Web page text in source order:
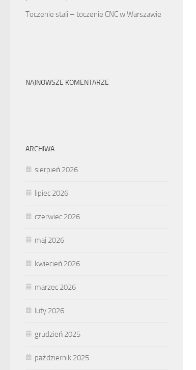
Toczenie stali – toczenie CNC w Warszawie
NAJNOWSZE KOMENTARZE
ARCHIWA
sierpień 2026
lipiec 2026
czerwiec 2026
maj 2026
kwiecień 2026
marzec 2026
luty 2026
grudzień 2025
październik 2025